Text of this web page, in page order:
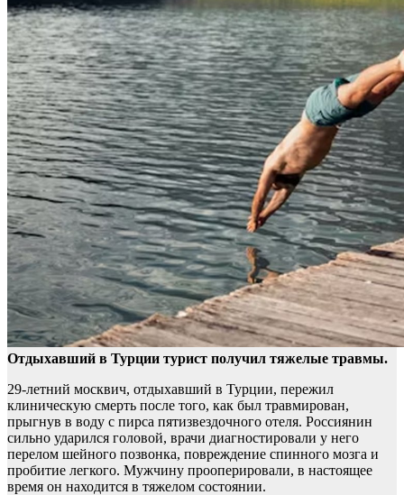
Отдыхавший в Турции турист получил тяжелые травмы.
29-летний москвич, отдыхавший в Турции, пережил
клиническую смерть после того, как был травмирован,
прыгнув в воду с пирса пятизвездочного отеля. Россиянин
сильно ударился головой, врачи диагностировали у него
перелом шейного позвонка, повреждение спинного мозга и
пробитие легкого. Мужчину прооперировали, в настоящее
время он находится в тяжелом состоянии.